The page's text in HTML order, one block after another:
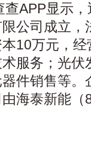
查APP显示
公司成立，
10万元，
服务；光伏
件销售等。
海泰新能